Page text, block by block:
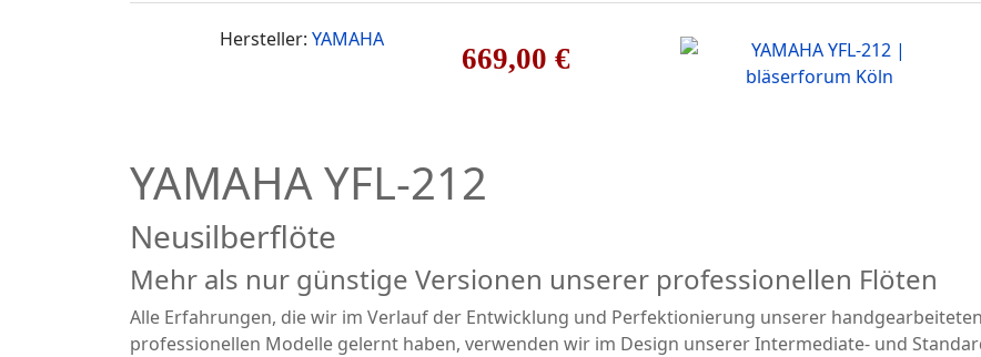
669,00 €
Hersteller: YAMAHA
YAMAHA YFL-212
Neusilberflöte
Mehr als nur günstige Versionen unserer professionellen Flöten
Alle Erfahrungen, die wir im Verlauf der Entwicklung und Perfektionierung unserer
professionellen Modelle gelernt haben, verwenden wir im Design unserer Intermediate- und